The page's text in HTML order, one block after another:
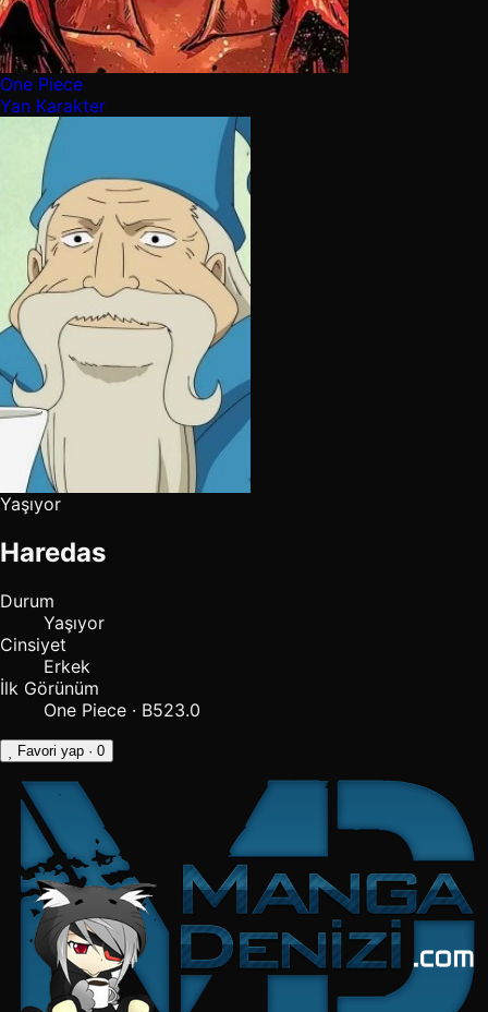
One Piece
Yan Karakter
Yaşıyor
Haredas
Durum
Yaşıyor
Cinsiyet
Erkek
İlk Görünüm
One Piece · B523.0
Favori yap · 0